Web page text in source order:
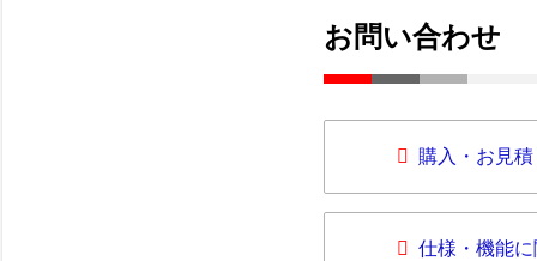
お問い合わせ
購入・お見
仕様・機能